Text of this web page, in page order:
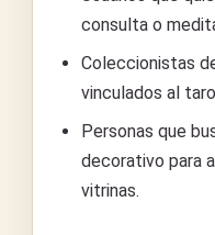
consulta o
Coleccionistas
vinculados al
Personas que
decorativo para
vitrinas.